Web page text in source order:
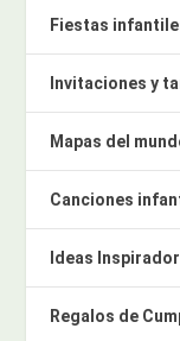
Fiestas
Invitaciones y
Mapas del
Canciones
Ideas
Regalos de